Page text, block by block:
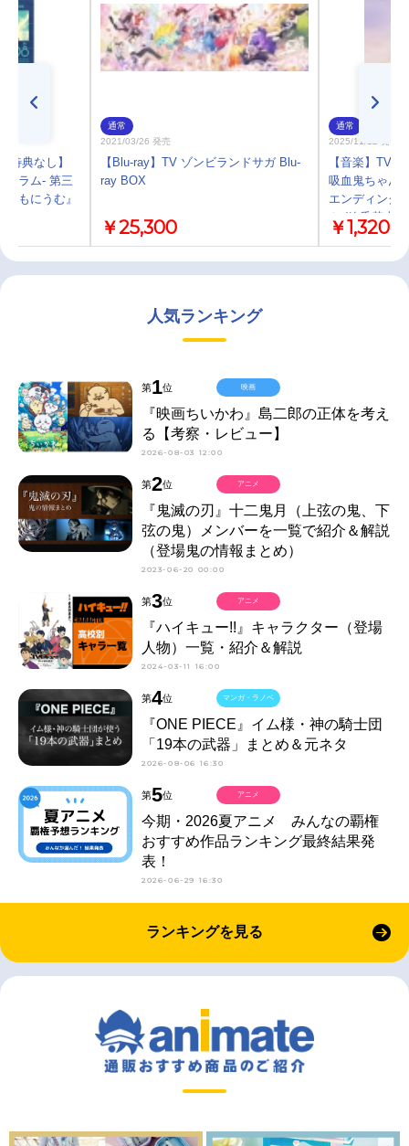
特典なし】
グラム- 第三
もにうむ』
通常
2021/03/26 発売
【Blu-ray】TV ゾンビランドサガ Blu-
ray BOX
￥25,300
通常
2025/11/12 発売
【音楽】TV
吸血鬼ちゃん
エンディング
ト /線香花火
中美海)
￥1,320
人気ランキング
第1位
『映画ちいかわ』島二郎の正体を考え
る【考察・レビュー】
2026-08-03 12:00
映画
第2位
『鬼滅の刃』十二鬼月（上弦の鬼、下
弦の鬼）メンバーを一覧で紹介＆解説
（登場鬼の情報まとめ）
2023-06-20 00:00
アニメ
第3位
『ハイキュー!!』キャラクター（登場
人物）一覧・紹介＆解説
2024-03-11 16:00
アニメ
第4位
『ONE PIECE』イム様・神の騎士団
「19本の武器」まとめ＆元ネタ
2026-08-06 16:30
マンガ・ラノベ
第5位
今期・2026夏アニメ みんなの覇権
おすすめ作品ランキング最終結果発
表！
2026-06-29 16:30
アニメ
ランキングを見る